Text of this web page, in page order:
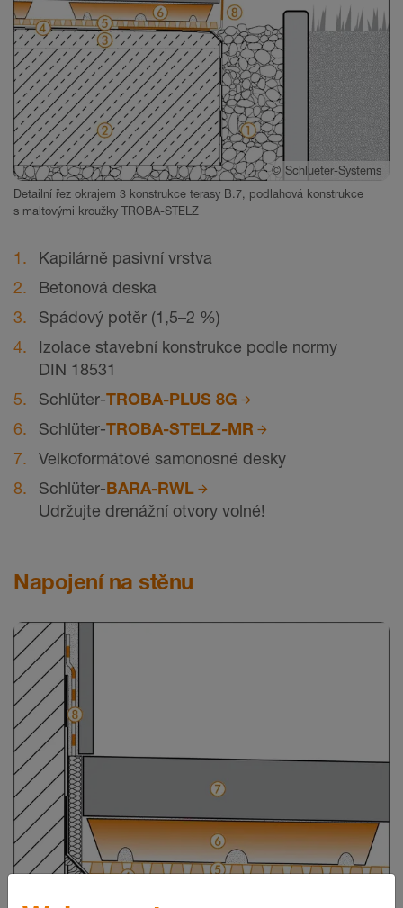
© Schlueter-Systems
Detailní řez okrajem 3 konstrukce terasy B.7, podlahová konstrukce
s maltovými kroužky TROBA-STELZ
Kapilárně pasivní vrstva
Betonová deska
Spádový potěr (1,5–2 %)
Izolace stavební konstrukce podle normy
DIN 18531
Schlüter-TROBA-PLUS 8G
Schlüter-TROBA-STELZ-MR
Velkoformátové samonosné desky
Schlüter-BARA-RWL
Udržujte drenážní otvory volné!
Napojení na stěnu